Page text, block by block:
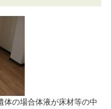
体の場合体液が床材等の中